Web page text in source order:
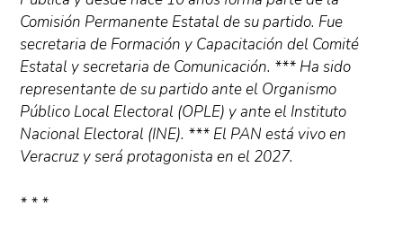
Comisión Permanente Estatal de su partido. Fue
secretaria de Formación y Capacitación del Comité
Estatal y secretaria de Comunicación. *** Ha sido
representante de su partido ante el Organismo
Público Local Electoral (OPLE) y ante el Instituto
Nacional Electoral (INE). *** El PAN está vivo en
Veracruz y será protagonista en el 2027.
* * *